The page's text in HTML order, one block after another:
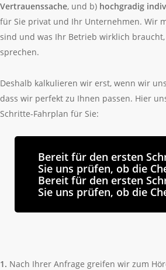
Vertrauenssache, und b) hochgradig
für Sie privat und Ihr Unternehmen. Wir
sind und was Ihr Betrieb wirklich
sprechen.
Deshalb kalkulieren wir erst, wenn wir
dass wir perfekt zu Ihnen passen. Hier
Schritte-Fahrplan für Sie:
Bereit für den ersten
Sie uns prüfen, ob die
Bereit für den ersten
Sie uns prüfen, ob die
1. Nach Ihrer Anfrage greifen wir zum